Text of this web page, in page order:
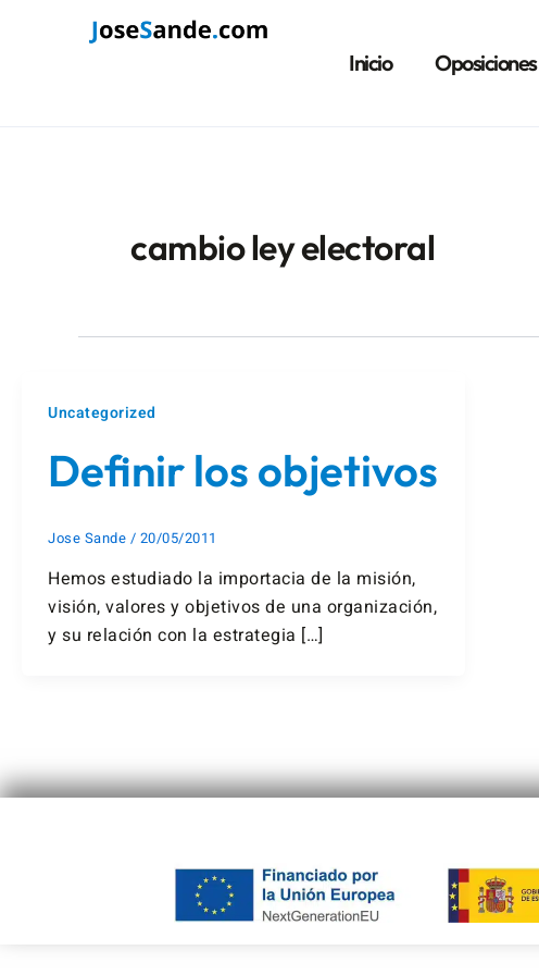
Inicio Oposiciones
cambio ley electoral
Uncategorized
Definir los objetivos
Jose Sande / 20/05/2011
Hemos estudiado la importacia de la misión,
visión, valores y objetivos de una organización,
y su relación con la estrategia […]